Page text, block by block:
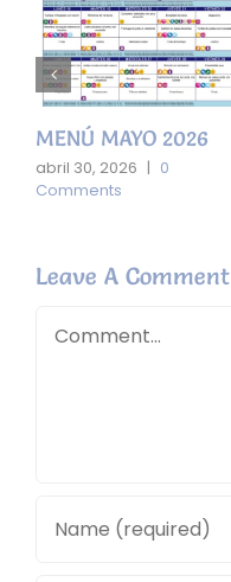
MENÚ MAYO 2026
abril 30, 2026 | 0
Comments
Leave A Comment